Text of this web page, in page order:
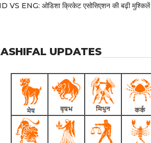
VS ENG: ओडिशा क्रिकेट एसोसिएशन की बढ़ी मुश्किलें
UPDATES